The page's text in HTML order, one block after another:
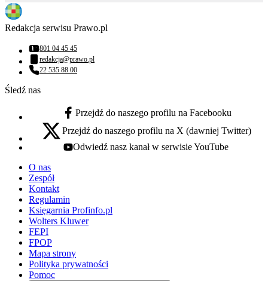
Redakcja serwisu Prawo.pl
Numer telefonu:
801 04 45 45
Adres email:
redakcja@prawo.pl
Numer telefonu:
22 535 88 00
Śledź nas
facebook - otwiera się w nowej karcie
Przejdź do naszego profilu na Facebooku
x - otwiera się w nowej karcie
Przejdź do naszego profilu na X (dawniej Twitter)
youtube - otwiera się w nowej karcie
Odwiedź nasz kanał w serwisie YouTube
O nas
Zespół
Kontakt
Regulamin
Księgarnia Profinfo.pl
Wolters Kluwer
FEPI
FPOP
Mapa strony
Polityka prywatności
Pomoc